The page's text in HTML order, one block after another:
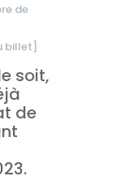
de
billet]
soit,
de